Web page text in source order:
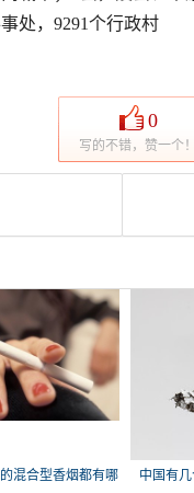
处，9291个行政村
0
写的不错，赞一个！
混合型香烟都有哪
中国有